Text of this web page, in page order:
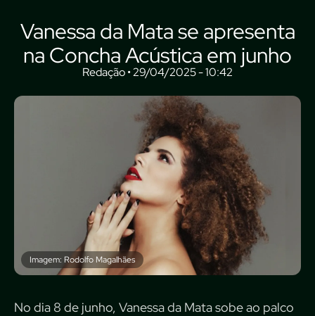
Vanessa da Mata se apresenta
na Concha Acústica em junho
Redação • 29/04/2025 - 10:42
Imagem: Rodolfo Magalhães
No dia 8 de junho, Vanessa da Mata sobe ao palco